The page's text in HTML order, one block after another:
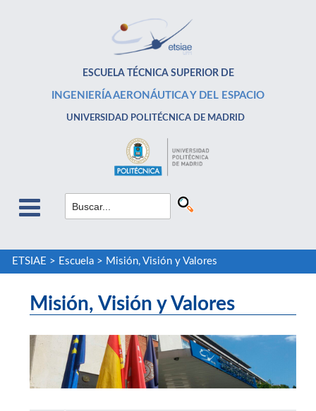
ESCUELA TÉCNICA SUPERIOR DE
INGENIERÍA AERONÁUTICA Y DEL ESPACIO
UNIVERSIDAD POLITÉCNICA DE MADRID
ETSIAE > Escuela> Misión, Visión y Valores
Misión, Visión y Valores